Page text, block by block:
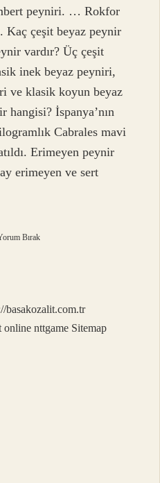
peyniri. … Rokfor
çeşit beyaz peynir
vardır? Üç çeşit
inek beyaz peyniri,
ve klasik koyun beyaz
hangisi? İspanya’nın
Cabrales mavi
Erimeyen peynir
erimeyen ve sert
Bırak
basakozalit.com.tr
online nttgame Sitemap